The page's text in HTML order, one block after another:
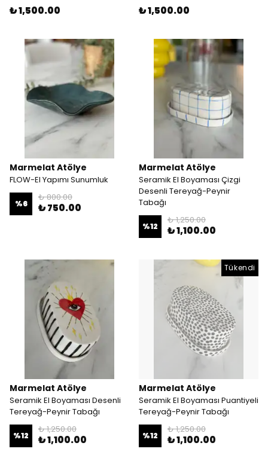
₺ 1,500.00 ₺ 1,500.00
Marmelat Atölye
FLOW-El Yapımı Sunumluk
%6
₺ 800.00
₺ 750.00
Marmelat Atölye
Seramik El Boyaması Çizgi
Desenli Tereyağ-Peynir
Tabağı
%12
₺ 1,250.00
₺ 1,100.00
Marmelat Atölye
Seramik El Boyaması Desenli
Tereyağ-Peynir Tabağı
%12
₺ 1,250.00
₺ 1,100.00
Tükendi
Marmelat Atölye
Seramik El Boyaması Puantiyeli
Tereyağ-Peynir Tabağı
%12
₺ 1,250.00
₺ 1,100.00